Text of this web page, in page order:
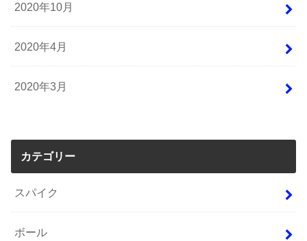
2020年10月
2020年4月
2020年3月
カテゴリー
スパイク
ボール